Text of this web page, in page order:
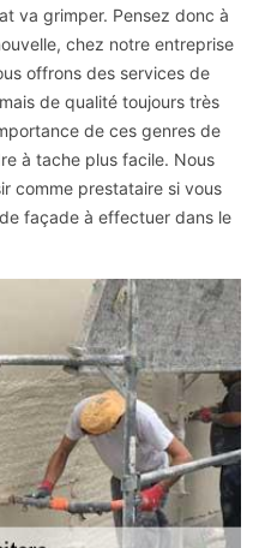
va grimper. Pensez donc à
chez notre entreprise
offrons des services de
de qualité toujours très
de ces genres de
à tache plus facile. Nous
comme prestataire si vous
façade à effectuer dans le